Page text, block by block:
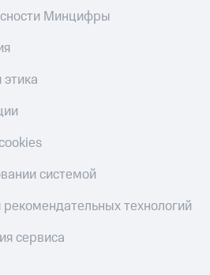
Минцифры
системой
технологий
сервиса